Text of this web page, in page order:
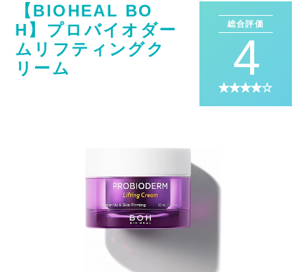
【BIOHEAL BO
H】プロバイオダー
ムリフティングク
リーム
総合評価
4